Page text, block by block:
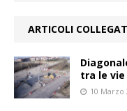
ARTICOLI
tra le
10 Marzo